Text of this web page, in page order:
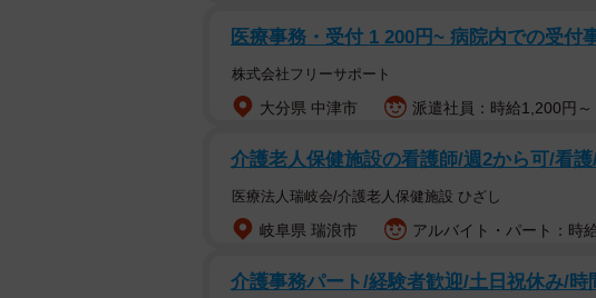
医療事務・受付 1 200円~ 病院内での受付
株式会社フリーサポート
大分県 中津市 派遣社員：時給1,200円～
介護老人保健施設の看護師/週2から可/看
医療法人瑞岐会/介護老人保健施設 ひざし
岐阜県 瑞浪市 アルバイト・パート：時
介護事務パート/経験者歓迎/土日祝休み/